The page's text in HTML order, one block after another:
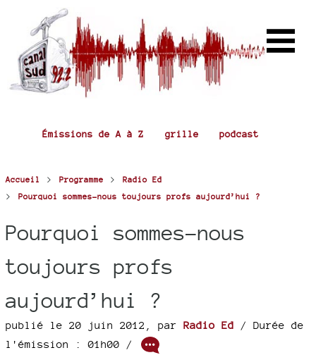
Émissions de A à Z grille podcast
Accueil > Programme > Radio Ed
> Pourquoi sommes-nous toujours profs aujourd’hui ?
Pourquoi sommes-nous
toujours profs
aujourd’hui ?
publié le 20 juin 2012 par Radio Ed
/ Durée de
l'émission : 01h00 /